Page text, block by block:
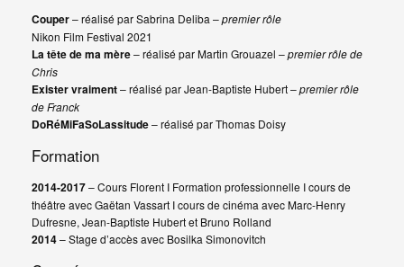
Couper– réalisé par Sabrina Deliba –premier rôle
Nikon Film Festival 2021
La tête de ma mère– réalisé par Martin Grouazel –premier rôle de
Chris
Exister vraiment– réalisé par Jean-Baptiste Hubert –premier rôle
de Franck
DoRéMiFaSoLassitude– réalisé par Thomas Doisy
Formation
2014-2017– Cours Florent I Formation professionnelle I cours de
théâtre avec Gaëtan Vassart I cours de cinéma avec Marc-Henry
Dufresne, Jean-Baptiste Hubert et Bruno Rolland
2014– Stage d’accès avec Bosilka Simonovitch